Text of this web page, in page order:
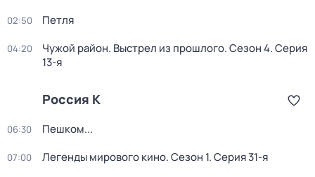
02:50 Петля
04:20 Чужой район. Выстрел из прошлого. Сезон 4. Серия
13-я
Россия К
06:30 Пешком...
07:00 Легенды мирового кино. Сезон 1. Серия 31-я